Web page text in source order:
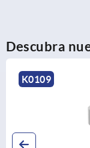
Descubra